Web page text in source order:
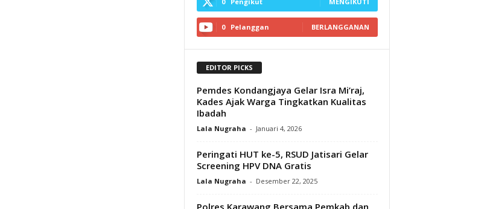
0 Pelanggan BERLANGGANAN
EDITOR PICKS
Pemdes Kondangjaya Gelar Isra Mi’raj,
Kades Ajak Warga Tingkatkan Kualitas
Ibadah
Lala Nugraha - Januari 4, 2026
Peringati HUT ke-5, RSUD Jatisari Gelar
Screening HPV DNA Gratis
Lala Nugraha - Desember 22, 2025
Polres Karawang Bersama Pemkab dan